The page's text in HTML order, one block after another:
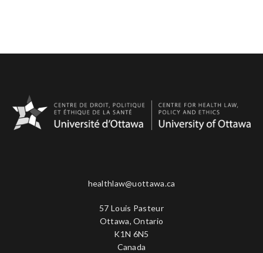
healthlaw@uottawa.ca
57 Louis Pasteur
Ottawa, Ontario
K1N 6N5
Canada